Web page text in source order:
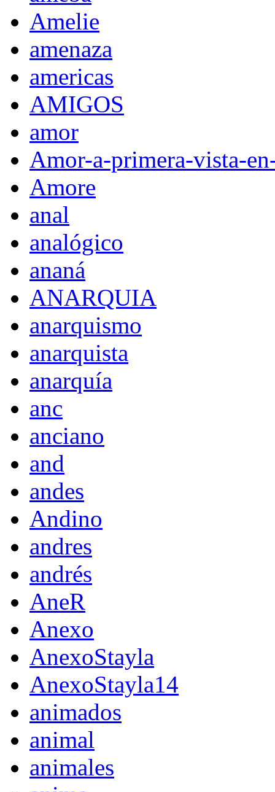
Amelie
amenaza
americas
AMIGOS
amor
Amor-a-primera-vista-
Amore
anal
analógico
ananá
ANARQUIA
anarquismo
anarquista
anarquía
anc
anciano
and
andes
Andino
andres
andrés
AneR
Anexo
AnexoStayla
AnexoStayla14
animados
animal
animales